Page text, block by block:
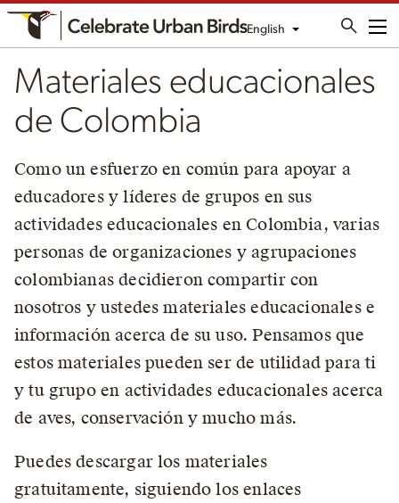
English
Materiales educacionales
de Colombia
Como un esfuerzo en común para apoyar a
educadores y líderes de grupos en sus
actividades educacionales en Colombia, varias
personas de organizaciones y agrupaciones
colombianas decidieron compartir con
nosotros y ustedes materiales educacionales e
información acerca de su uso. Pensamos que
estos materiales pueden ser de utilidad para ti
y tu grupo en actividades educacionales acerca
de aves, conservación y mucho más.
Puedes descargar los materiales
gratuitamente, siguiendo los enlaces